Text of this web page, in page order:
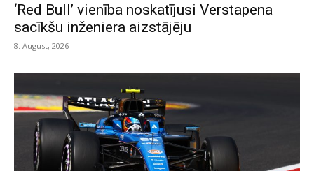
‘Red Bull’ vienība noskatījusi Verstapena
sacīkšu inženiera aizstājēju
8. August, 2026